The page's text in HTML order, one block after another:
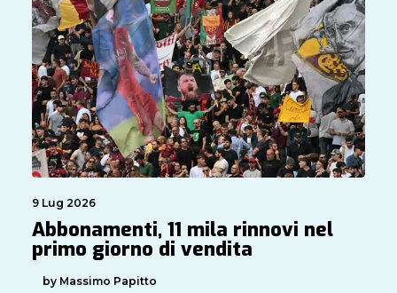
9 Lug 2026
Abbonamenti, 11 mila rinnovi nel
primo giorno di vendita
by Massimo Papitto